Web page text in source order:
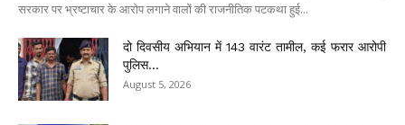
सरकार पर भ्रष्टाचार के आरोप लगाने वालों की राजनीतिक पटकथा हुई...
दो दिवसीय अभियान में 143 वारंट तामील, कई फरार आरोपी
पुलिस...
August 5, 2026